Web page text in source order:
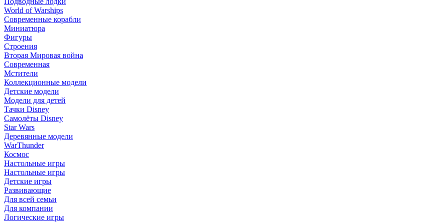
World of Warships
Современные корабли
Миниатюра
Фигуры
Строения
Вторая Мировая война
Современная
Мстители
Коллекционные модели
Детские модели
Модели для детей
Тачки Disney
Самолёты Disney
Star Wars
Деревянные модели
WarThunder
Космос
Настольные игры
Настольные игры
Детские игры
Развивающие
Для всей семьи
Для компании
Логические игры